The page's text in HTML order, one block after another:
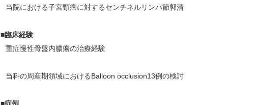
当院における子宮頸癌に対するセンチネルリンパ節郭清
■臨床経験
重症慢性骨盤内膿瘍の治療経験
当科の周産期領域におけるBalloon occlusion13例の検討